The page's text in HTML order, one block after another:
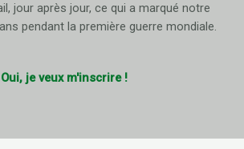
jour après jour, ce qui a marqué notre
pendant la première guerre mondiale.
Oui, je veux m'inscrire !